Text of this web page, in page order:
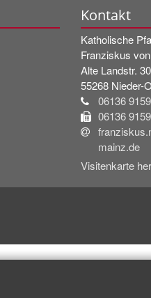
Kontakt
Katholische
Franziskus
Alte Landstr. 30
55268 Nieder-
06136
06136
mainz.de
Visitenkarte